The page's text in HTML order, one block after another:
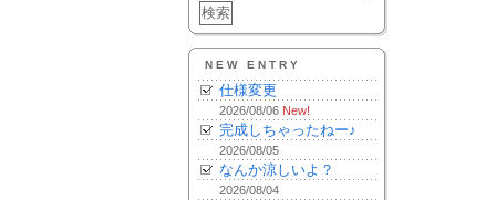
NEW ENTRY
仕様変更
2026/08/06 New!
完成しちゃったねー♪
2026/08/05
なんか涼しいよ？
2026/08/04